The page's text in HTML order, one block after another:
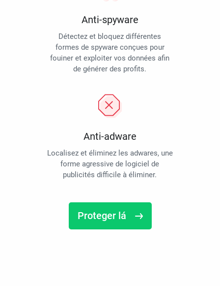
Anti-spyware
Détectez et bloquez différentes
formes de spyware conçues pour
fouiner et exploiter vos données afin
de générer des profits.
Anti-adware
Localisez et éliminez les adwares, une
forme agressive de logiciel de
publicités difficile à éliminer.
Proteger lá